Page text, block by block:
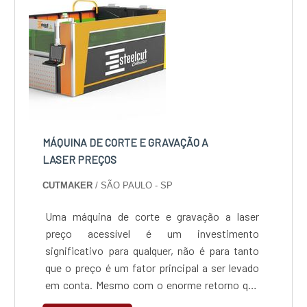
MÁQUINA DE CORTE E GRAVAÇÃO A
LASER PREÇOS
CUTMAKER/ SÃO PAULO - SP
Uma máquina de corte e gravação a laser
preço acessível é um investimento
significativo para qualquer, não é para tanto
que o preço é um fator principal a ser levado
em conta. Mesmo com o enorme retorno que
um equipamento deste pode lhe oferecer é